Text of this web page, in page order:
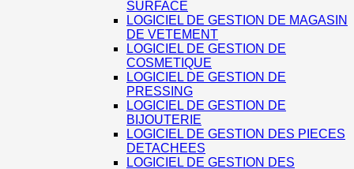
SURFACE
LOGICIEL DE GESTION DE MAGASIN
DE VETEMENT
LOGICIEL DE GESTION DE
COSMETIQUE
LOGICIEL DE GESTION DE
PRESSING
LOGICIEL DE GESTION DE
BIJOUTERIE
LOGICIEL DE GESTION DES PIECES
DETACHEES
LOGICIEL DE GESTION DES